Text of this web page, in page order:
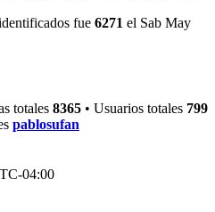
fue 6271 el Sab May
totales 8365 • Usuarios totales 799
pablosufan
04:00